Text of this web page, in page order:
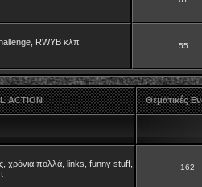
RWYB κλπ 55
ACTION Θεματικές
χρόνια πολλά, links, funny stuff,
162